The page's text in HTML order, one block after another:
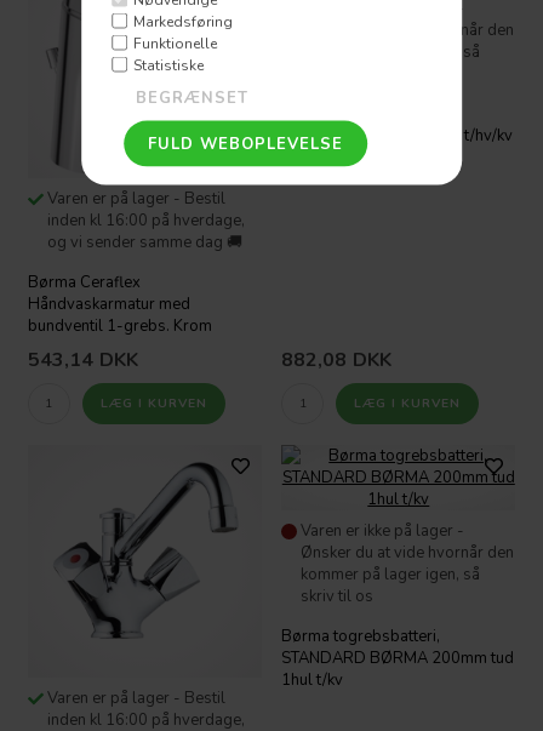
Markedsføring
Funktionelle
Statistiske
Varen er på lager - Bestil
inden kl 16:00 på hverdage,
og vi sender samme dag 🚚
Børma Ceraflex
Håndvaskarmatur med
bundventil 1-grebs. Krom
543,14 DKK
Ønsker du at vide hvornår den
kommer på lager igen, så
BØRMA 105mm tud 1hul t/hv/kv
882,08 DKK
Varen er på lager - Bestil
inden kl 16:00 på hverdage,
Varen er ikke på lager -
Ønsker du at vide hvornår den
kommer på lager igen, så
skriv til os
Børma togrebsbatteri,
STANDARD BØRMA 200mm tud
1hul t/kv